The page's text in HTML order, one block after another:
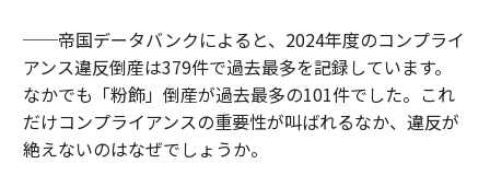
──帝国データバンクによると、2024年度のコンプライ
アンス違反倒産は379件で過去最多を記録しています。
なかでも「粉飾」倒産が過去最多の101件でした。これ
だけコンプライアンスの重要性が叫ばれるなか、違反が
絶えないのはなぜでしょうか。